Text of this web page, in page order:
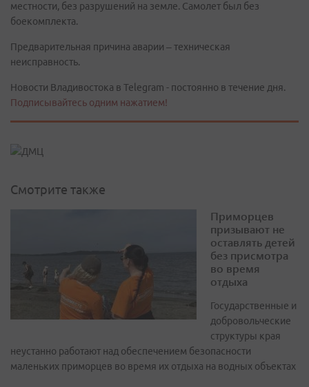
местности, без разрушений на земле. Самолет был без
боекомплекта.
Предварительная причина аварии – техническая
неисправность.
Новости Владивостока в Telegram - постоянно в течение дня.
Подписывайтесь одним нажатием!
Смотрите также
Приморцев
призывают не
оставлять детей
без присмотра
во время
отдыха
Государственные и
добровольческие
структуры края
неустанно работают над обеспечением безопасности
маленьких приморцев во время их отдыха на водных объектах